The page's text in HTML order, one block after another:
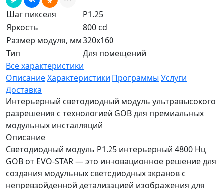
Шаг пикселя
P1.25
Яркость
800 cd
Размер модуля, мм320x160
Тип
Для помещений
Все характеристики
ОписаниеХарактеристики Программы Услуги
Доставка
Интерьерный светодиодный модуль ультравысокого
разрешения с технологией GOB для премиальных
модульных инсталляций
Описание
Светодиодный модуль P1.25 интерьерный 4800 Нц
GOB от EVO-STAR — это инновационное решение для
создания модульных светодиодных экранов с
непревзойденной детализацией изображения для